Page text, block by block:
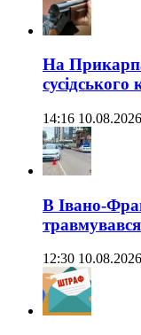
На
сусідського
14:16 10.08.2026
В Івано-
12:30 10.08.2026